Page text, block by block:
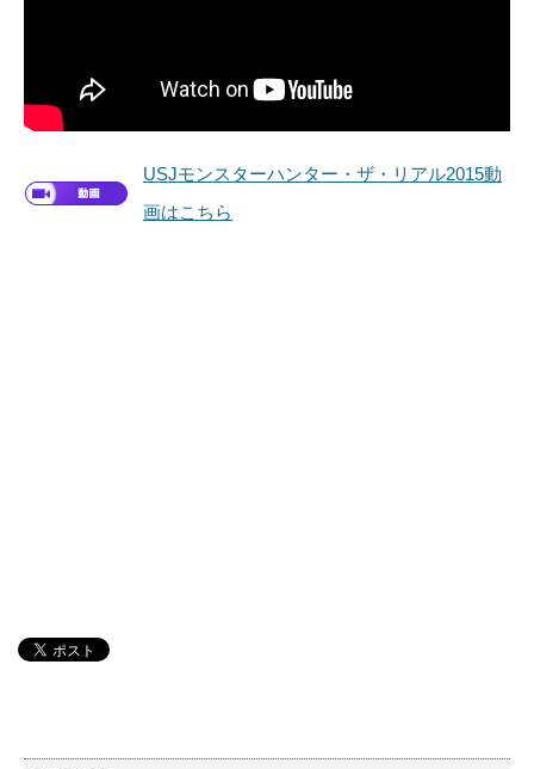
USJモンスターハンター・ザ・リアル2015動
画はこちら